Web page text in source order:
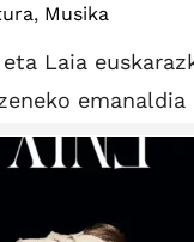
, Musika
eta Laia
emanaldia